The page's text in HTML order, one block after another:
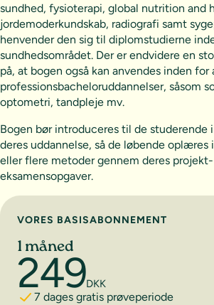
sundhed, fysioterapi, global nutrition and
jordemoderkundskab, radiografi samt
henvender den sig til diplomstudierne
sundhedsområdet. Der er endvidere en
på, at bogen også kan anvendes inden for
professionsbacheloruddannelser, såsom
optometri, tandpleje mv.
Bogen bør introduceres til de studerende
deres uddannelse, så de løbende oplæres
eller flere metoder gennem deres
eksamensopgaver.
Vælg abonnement
VORES BASISABONNEMENT
1 måned
249DKK
7 dages gratis prøveperiode